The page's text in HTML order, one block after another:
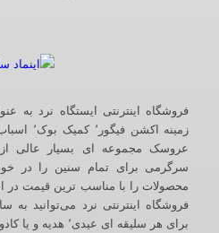
فروشگاه اینترنتی ایستگاه نرد به
عروسک مجموعه ای بسیار عالی
سرگرمی برای تمام سنین را در
محصولات را با مناسب ترین قیمت در
فروشگاه اینترنتی نرد می‌توانید به
برای هر سلیقه ای عیدی٬ هدیه و یا کادو تولد مناسب بیابید.